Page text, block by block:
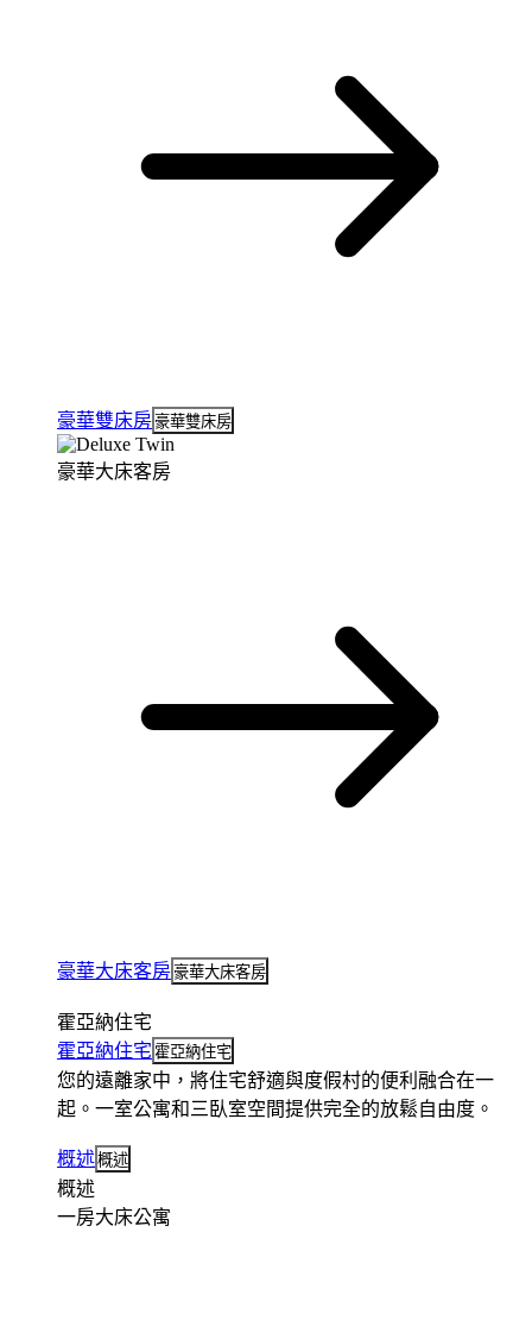
豪華雙床房豪華雙床房
豪華大床客房
豪華大床客房豪華大床客房
霍亞納住宅
霍亞納住宅 霍亞納住宅
您的遠離家中，將住宅舒適與度假村的便利融合在一
起。一室公寓和三臥室空間提供完全的放鬆自由度。
概述概述
概述
一房大床公寓